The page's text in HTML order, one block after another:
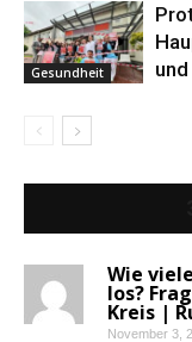
Gesundheit
Wie
los?
Kreis |
November 3,